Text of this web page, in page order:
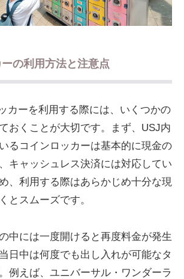
の利用方法と注意点
カーを利用する際には、いくつかの
おくことが大切です。まず、USJ内
るコインロッカーは基本的に現金の
キャッシュレス決済には対応してい
、利用する際はあらかじめ十分な現
とスムーズです。
中には一度開けると再度料金が発生
日中は何度でも出し入れが可能なタ
例えば、ユニバーサル・ワンダーラ